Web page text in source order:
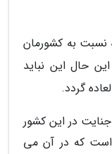
نسبت به کشورمان
حال این نباید
گردد.
در این کشور
است که در آن می